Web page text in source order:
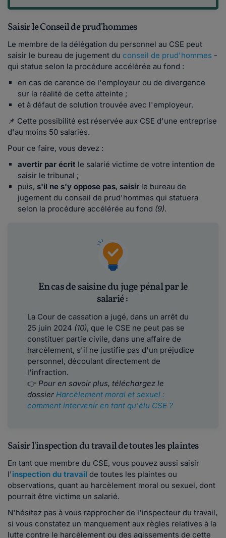
Saisir le Conseil de prud'hommes
Le membre de la délégation du personnel au CSE peut
saisir le bureau de jugement du conseil de prud'hommes -
qui statue selon la procédure accélérée au fond :
en cas de carence de l'employeur ou de divergence
sur la réalité de cette atteinte ;
et à défaut de solution trouvée avec l'employeur.
📌 Cette possibilité est réservée aux CSE d'une entreprise
d'au moins 50 salariés.
Pour ce faire, vous devez :
avertir par écrit le salarié victime de votre intention de
saisir le tribunal ;
puis, s'il ne s'y oppose pas, saisir le bureau de
jugement du conseil de prud'hommes qui statuera
selon la procédure accélérée au fond (9).
En cas de saisine du juge pénal par le
salarié :
La Cour de cassation a jugé, dans un arrêt du
25 juin 2024 (10), que le CSE ne peut pas se
constituer partie civile, dans une affaire de
harcèlement, s'il ne justifie pas d'un préjudice
personnel, découlant directement de
l'infraction.
👉 Pour en savoir plus, téléchargez le
dossier Harcèlement moral et sexuel :
comment intervenir en tant qu'élu CSE ?
Saisir l'inspection du travail de toutes les plaintes
En tant que membre du CSE, vous pouvez aussi saisir
l'inspection du travail de toutes les plaintes ou
observations, quant au harcèlement moral ou sexuel, dont
pourrait être victime un salarié.
N'hésitez pas à vous rapprocher de l'inspecteur du travail,
si vous constatez un manquement aux règles relatives à la
lutte contre le harcèlement ou des agissements de cette